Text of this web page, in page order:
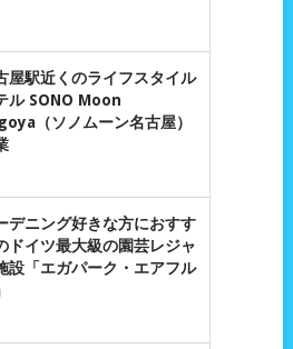
屋駅近くのライフスタイル
ル SONO Moon
（ソノムーン名古屋）
デニング好きな方におすす
ドイツ最大級の園芸レジャ
設「エガパーク・エアフル